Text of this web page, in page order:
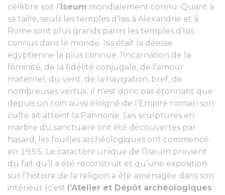
célèbre soit l’Iseum mondialement connu. Quant à
sa taille, seuls les temples d’Isis à Alexandrie et à
Rome sont plus grands parmi les temples d’Isis
connus dans le monde. Isis était la déesse
égyptienne la plus connue, l’incarnation de la
féminité, de la fidélité conjugale, de l’amour
maternel, du vent, de la navigation, bref, de
nombreuses vertus ; il n’est donc pas étonnant que
depuis un coin aussi éloigné de l’Empire romain son
culte ait atteint la Pannonie. Les sculptures en
marbre du sanctuaire ont été découvertes par
hasard, les fouilles archéologiques ont commencé
en 1955. Le caractère unique de l’Iseum provient
du fait qu’il a été reconstruit et qu’une exposition
sur l’histoire de la religion a été aménagée dans son
intérieur (c’est l’Atelier et Dépôt archéologiques